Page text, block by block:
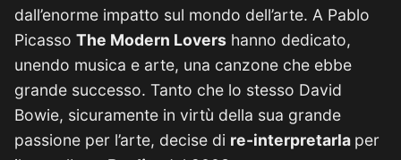
dall’enorme impatto sul mondo dell’arte. A Pablo
Picasso The Modern Lovers hanno dedicato,
unendo musica e arte, una canzone che ebbe
grande successo. Tanto che lo stesso David
Bowie, sicuramente in virtù della sua grande
passione per l’arte, decise di re-interpretarla per